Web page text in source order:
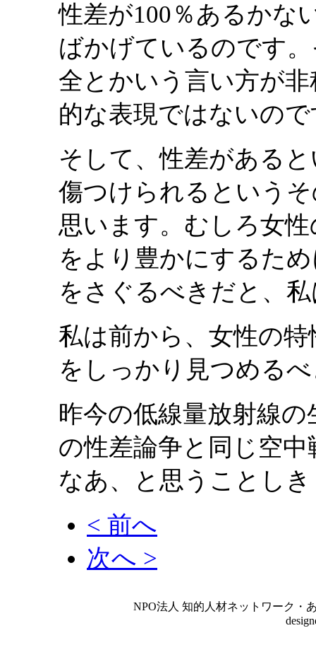
性差が100％あるかな
ばかげているのです
全とかいう言い方が
的な表現ではないの
そして、性差がある
傷つけられるという
思います。むしろ女
をより豊かにするた
をさぐるべきだと、
私は前から、女性の
をしっかり見つめる
昨今の低線量放射線
の性差論争と同じ空
なあ、と思うことし
< 前へ
次へ >
NPO法人 知的人材ネットワーク・